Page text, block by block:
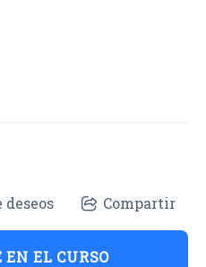
Compartir
EL CURSO